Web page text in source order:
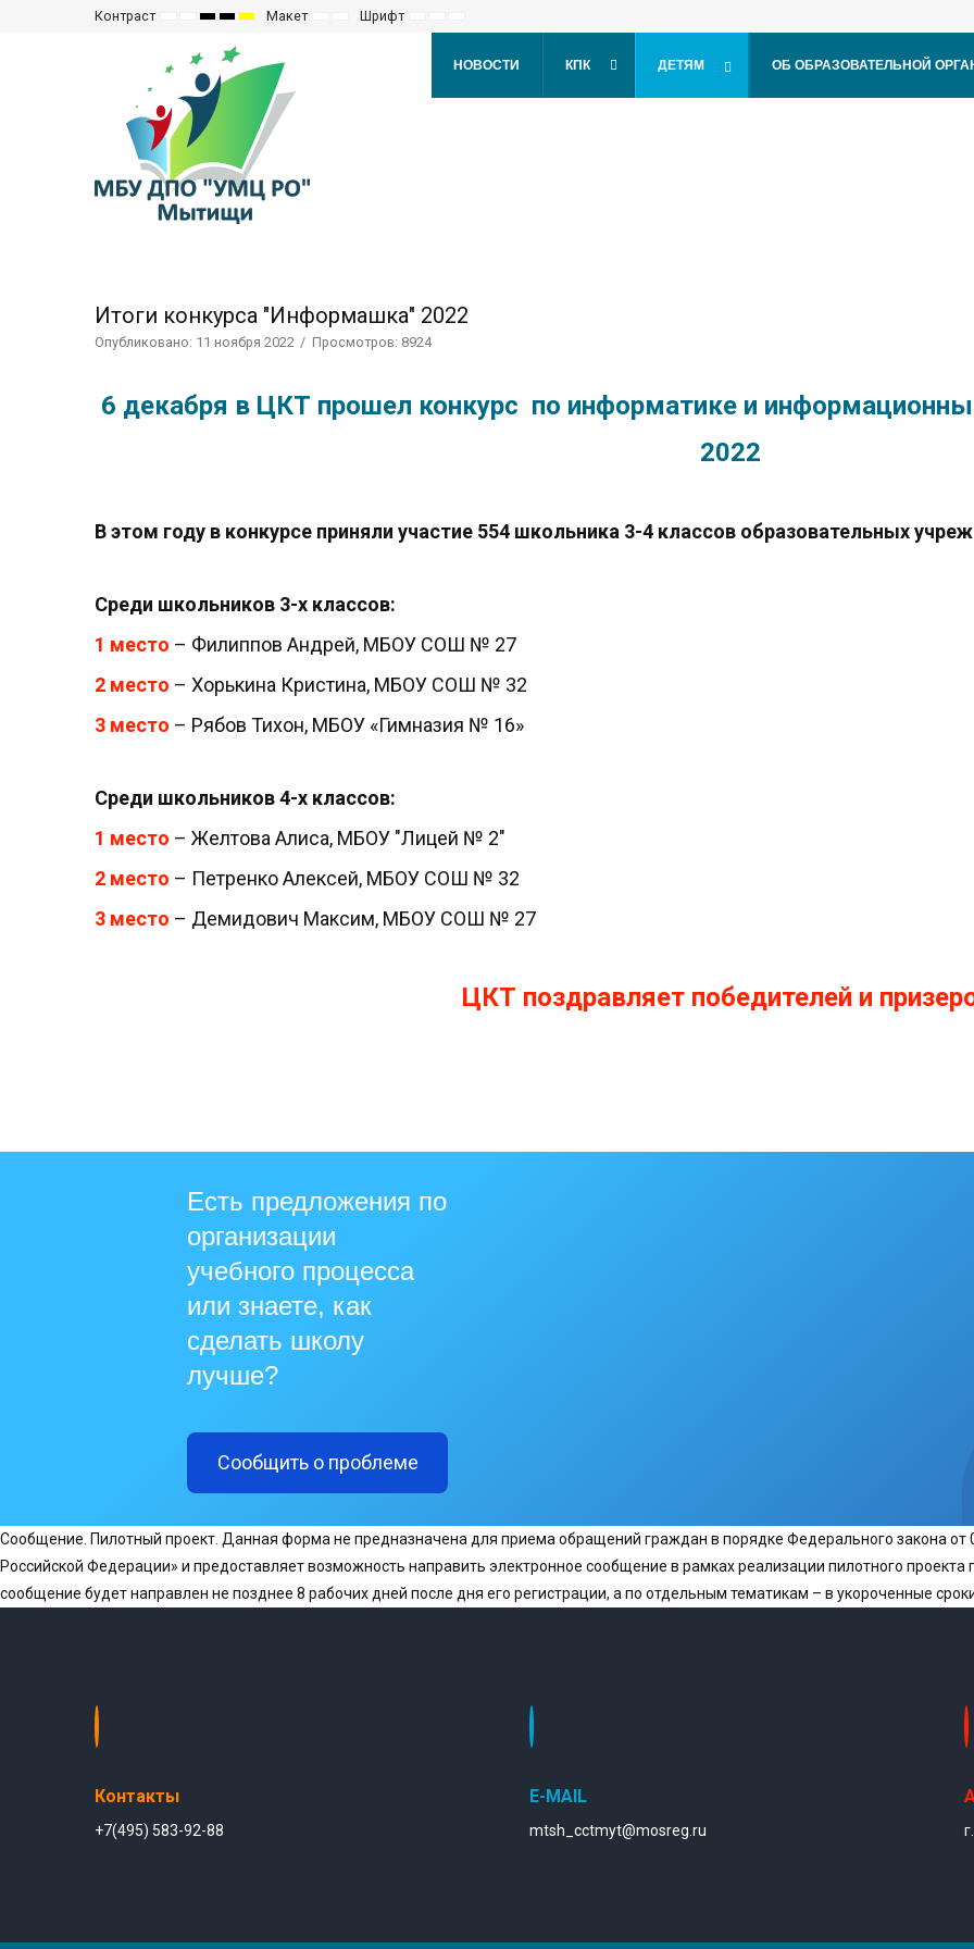
Контраст
Default
NightHigh
Black
White
mode
High
Black
Yellow
mode
High
Black
mode
Макет
WideШрифт
Smaller
Default
Larger
НОВОСТИ КПК ДЕТЯМ ОБ ОБРАЗОВАТЕЛЬНОЙ
Итоги конкурса "Информашка" 2022
Опубликовано: 11 ноября 2022 Просмотров: 8924
6 декабря в ЦКТ прошел конкурс по информатике и
2022
В этом году в конкурсе приняли участие 554 школьника 3-4 классов образовательных
Среди школьников 3-х классов:
1 место – Филиппов Андрей, МБОУ СОШ № 27
2 место – Хорькина Кристина, МБОУ СОШ № 32
3 место – Рябов Тихон, МБОУ «Гимназия № 16»
Среди школьников 4-х классов:
1 место – Желтова Алиса, МБОУ "Лицей № 2"
2 место – Петренко Алексей, МБОУ СОШ № 32
3 место – Демидович Максим, МБОУ СОШ № 27
ЦКТ поздравляет победителей и
Есть предложения по
организации
учебного процесса
или знаете, как
сделать школу
лучше?
Сообщить о проблеме
Сообщение. Пилотный проект. Данная форма не предназначена для приема обращений граждан в порядке Федерального закона
Российской Федерации» и предоставляет возможность направить электронное сообщение в рамках реализации пилотного
сообщение будет направлен не позднее 8 рабочих дней после дня его регистрации, а по отдельным тематикам – в укороченные
Контакты
+7(495) 583-92-88
E-MAIL
mtsh_cctmyt@mosreg.ru